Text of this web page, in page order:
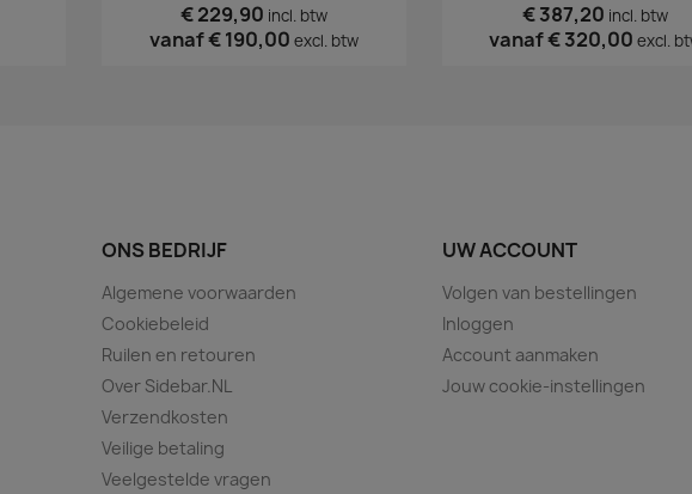
€ 229,90 incl. btw
vanaf€ 190,00 excl. btw
€ 387,20 incl. btw
vanaf€ 320,00 excl.
ONS BEDRIJF
Algemene voorwaarden
Cookiebeleid
Ruilen en retouren
Over Sidebar.NL
Verzendkosten
Veilige betaling
Veelgestelde vragen
UW ACCOUNT
Volgen van bestellingen
Inloggen
Account aanmaken
Jouw cookie-instellingen